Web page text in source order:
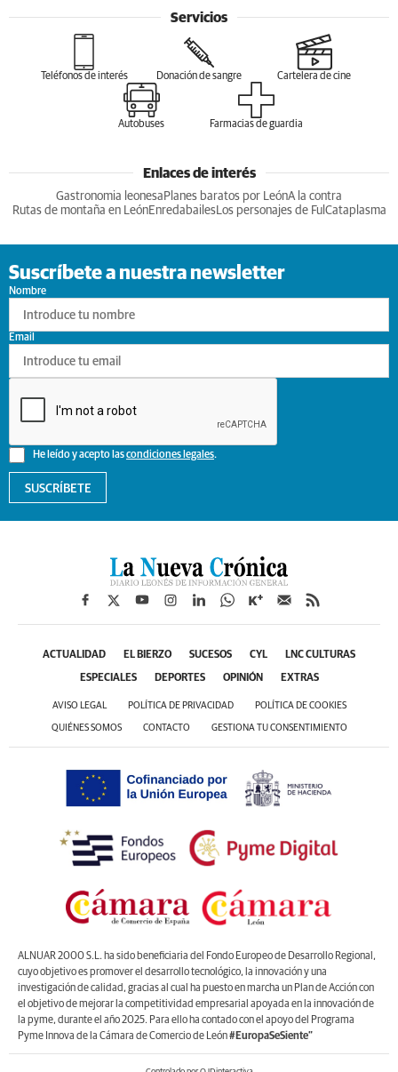
Servicios
Teléfonos de interés Donación de sangre Cartelera de cine
Autobuses Farmacias de guardia
Enlaces de interés
Gastronomia leonesa Planes baratos por LeónA la contra
Rutas de montaña en LeónEnredabailesLos personajes de Ful Cataplasma
Suscríbete a nuestra newsletter
Nombre
He leído y acepto lascondiciones legales.
Email
SUSCRÍBETE
ACTUALIDAD EL BIERZO SUCESOS CYL LNC CULTURAS
ESPECIALES DEPORTES OPINIÓN EXTRAS
AVISO LEGAL POLÍTICA DE PRIVACIDAD POLÍTICA DE COOKIES
QUIÉNES SOMOS CONTACTO GESTIONA TU CONSENTIMIENTO
ALNUAR 2000 S.L. ha sido beneficiaria del Fondo Europeo de Desarrollo Regional,
cuyo objetivo es promover el desarrollo tecnológico, la innovación y una
investigación de calidad, gracias al cual ha puesto en marcha un Plan de Acción con
el objetivo de mejorar la competitividad empresarial apoyada en la innovación de
la pyme, durante el año 2025. Para ello ha contado con el apoyo del Programa
Pyme Innova de la Cámara de Comercio de León#EuropaSeSiente”